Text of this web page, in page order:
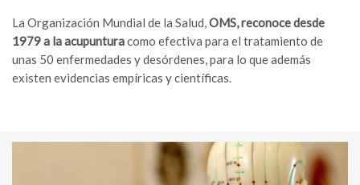
La Organización Mundial de la Salud, OMS, reconoce desde
1979 a la acupunturacomo efectiva para el tratamiento de
unas 50 enfermedades y desórdenes, para lo que además
existen evidencias empíricas y científicas.